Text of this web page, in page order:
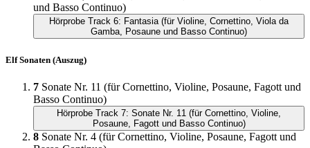
und Basso Continuo)
Hörprobe Track 6: Fantasia (für Violine, Cornettino, Viola da
Gamba, Posaune und Basso Continuo)
Elf Sonaten (Auszug)
7 Sonate Nr. 11 (für Cornettino, Violine, Posaune, Fagott und
Basso Continuo)
Hörprobe Track 7: Sonate Nr. 11 (für Cornettino, Violine,
Posaune, Fagott und Basso Continuo)
8 Sonate Nr. 4 (für Cornettino, Violine, Posaune, Fagott und